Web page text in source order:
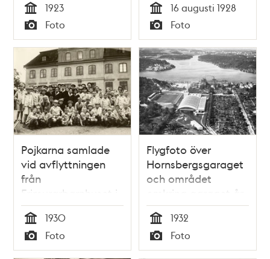
Tid
1923
Typ
Foto Tid
16 augusti 1928
Typ
Foto
Pojkarna samlade
vid avflyttningen
från
Frimurarbarnhuset i
Kristineberg,
augusti 1930
Tid
1930
Typ
Foto
Flygfoto över
Hornsbergsgaraget
och området
omkring garaget år
1932
Tid
1932
Typ
Foto